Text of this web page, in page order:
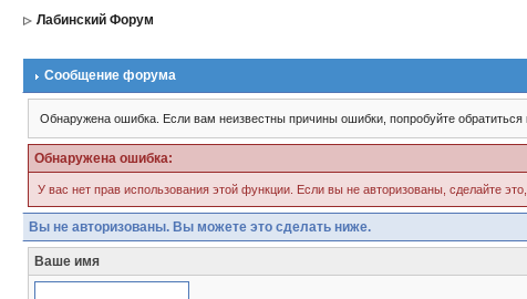
Лабинский Форум
Сообщение форума
Обнаружена ошибка. Если вам неизвестны причины ошибки, попробуйте обратиться
Обнаружена ошибка:
У вас нет прав использования этой функции. Если вы не авторизованы, сделайте
Вы не авторизованы. Вы можете это сделать ниже.
Ваше имя